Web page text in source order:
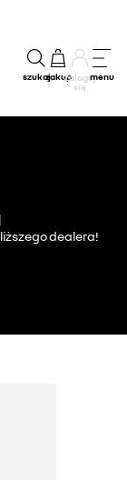
szukajzakupZaloguj
się
menu
dealera!